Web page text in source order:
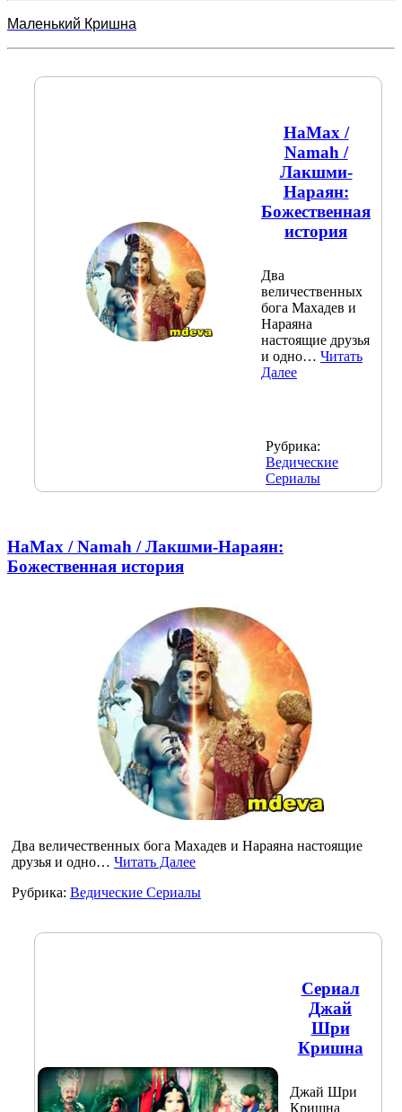
Маленький Кришна
НаМах /
Namah /
Лакшми-
Нараян:
Божественная
история
Два
величественных
бога Махадев и
Нараяна
настоящие друзья
и одно… Читать
Далее
Рубрика:
Ведические
Сериалы
НаМах / Namah / Лакшми-Нараян:
Божественная история
Два величественных бога Махадев и Нараяна настоящие
друзья и одно… Читать Далее
Рубрика: Ведические Сериалы
Сериал
Джай
Шри
Кришна
Джай Шри
Кришна